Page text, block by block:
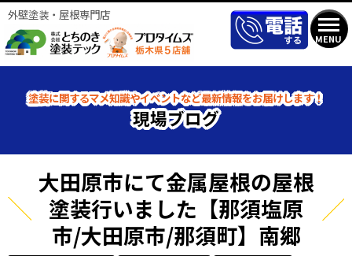
MENU
外壁塗装・屋根専門店
塗装に関するマメ知識やイベントなど最新情報をお届けします！
現場ブログ
大田原市にて金属屋根の屋根
塗装行いました【那須塩原
市/大田原市/那須町】南郷